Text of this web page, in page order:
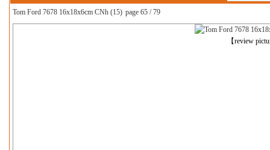
Tom Ford 7678 16x18x6cm CNh (15) page 65 / 79
【review
上一张